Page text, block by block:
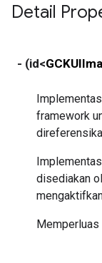
Detail
- (id<
framework
disediakan